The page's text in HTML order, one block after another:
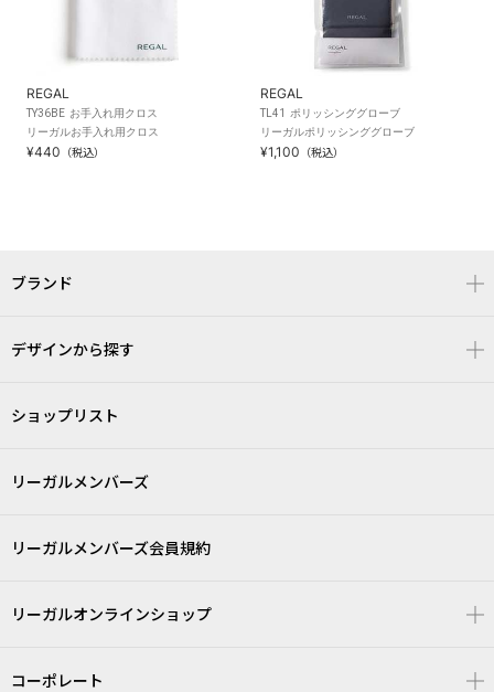
REGAL
TY36BE お手入れ用クロス
リーガルお手入れ用クロス
¥440 （税込）
REGAL
TL41 ポリッシンググローブ
リーガルポリッシンググローブ
¥1,100 （税込）
ブランド
デザインから探す
ショップリスト
リーガルメンバーズ
リーガルメンバーズ会員規約
リーガルオンラインショップ
コーポレート